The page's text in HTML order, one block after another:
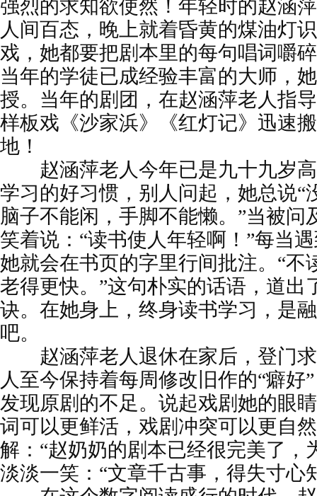
强烈的求知欲使然！年轻时的赵涵
人间百态，晚上就着昏黄的煤油灯
戏，她都要把剧本里的每句唱词嚼
当年的学徒已成经验丰富的大师，
授。当年的剧团，在赵涵萍老人指
样板戏《沙家浜》《红灯记》迅速
地！
赵涵萍老人今年已是九十九岁高
学习的好习惯，别人问起，她总说“
脑子不能闲，手脚不能懒。”当被问
笑着说：“读书使人年轻啊！”每当
她就会在书页的字里行间批注。“不
老得更快。”这句朴实的话语，道出
诀。在她身上，终身读书学习，是
吧。
赵涵萍老人退休在家后，登门求
人至今保持着每周修改旧作的“癖好
发现原剧的不足。说起戏剧她的眼
词可以更鲜活，戏剧冲突可以更自
解：“赵奶奶的剧本已经很完美了，
淡淡一笑：“文章千古事，得失寸心